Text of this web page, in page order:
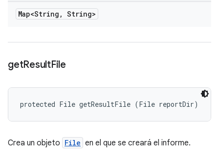
Map<String , String>
getResultFile
protected File getResultFile (File reportDir)
Crea un objeto File en el que se creará el informe.